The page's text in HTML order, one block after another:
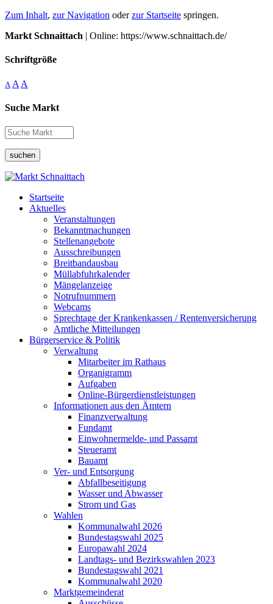
Zum Inhalt, zur Navigation oderzur Startseite springen.
Markt Schnaittach | Online: https://www.schnaittach.de/
Schriftgröße
A A A
Suche Markt
suchen
Startseite
Aktuelles
Veranstaltungen
Bekanntmachungen
Stellenangebote
Ausschreibungen
Breitbandausbau
Müllabfuhrkalender
Mängelanzeige
Notrufnummern
Webcams
Sprechtage der Krankenkassen / Rentenversicherung
Amtliche Mitteilungen
Bürgerservice & Politik
Verwaltung
Mitarbeiter im Rathaus
Organigramm
Aufgaben
Online-Bürgerdienstleistungen
Informationen aus den Ämtern
Finanzverwaltung
Fundamt
Einwohnermelde- und Passamt
Steueramt
Bauamt
Ver- und Entsorgung
Abfallbeseitigung
Wasser und Abwasser
Strom und Gas
Wahlen
Kommunalwahl 2026
Bundestagswahl 2025
Europawahl 2024
Landtags- und Bezirkswahlen 2023
Bundestagswahl 2021
Kommunalwahl 2020
Marktgemeinderat